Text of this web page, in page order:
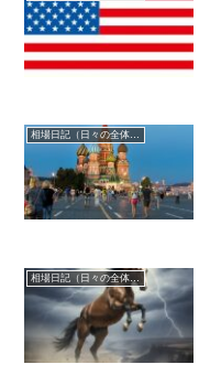
相場日記（日々の全体相場観）